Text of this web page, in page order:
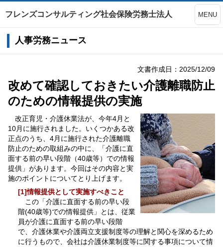
フレンズコンサルティング社会保険労務士法人 MENU
人事労務ニュース
文書作成日：2025/12/09
改めて確認しておきたい介護離職防止
のための情報提供の実施
改正育児・介護休業法が、今年4月と
10月に施行されました。いくつかある改
正点のうち、4月に施行された介護離職
防止のための取組みの中に、「介護に直
面する前の早い段階（40歳等）での情報
提供」があります。今回はその内容と実
施のポイントについてとり上げます。
[1]情報提供として実施すべきこと
この「介護に直面する前の早い段
階(40歳等)での情報提供」とは、従業
員が介護に直面する前の早い段階
で、介護休業や介護両立支援制度等の理解と関心を深めるため
に行うもので、会社は介護休業制度等に関する事項について情